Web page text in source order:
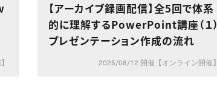
【アーカイブ録画配信】全5回で体系
的に理解するPowerPoint講座（１）
プレゼンテーション作成の流れ
2025/08/12 開催【オンライン開催】